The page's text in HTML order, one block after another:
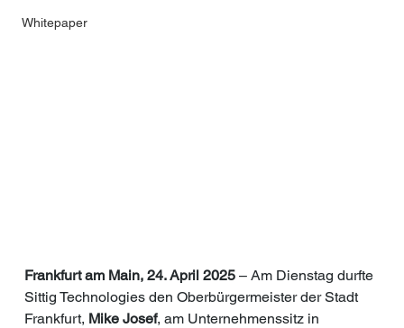
Whitepaper
Frankfurt am Main, 24. April 2025 – Am Dienstag durfte
Sittig Technologies den Oberbürgermeister der Stadt
Frankfurt, Mike Josef, am Unternehmenssitz in